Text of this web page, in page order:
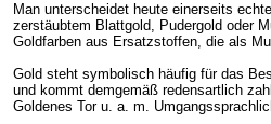
Man unterscheidet heute einerseits
zerstäubtem Blattgold, Pudergold oder
Goldfarben aus Ersatzstoffen, die als
Gold steht symbolisch häufig für das
und kommt demgemäß redensartlich
Goldenes Tor u. a. m.